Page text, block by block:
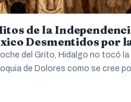
de la
Desmentidos por
del Grito, Hidalgo no tocó la
de Dolores como se cree